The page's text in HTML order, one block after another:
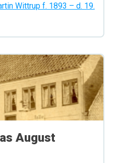
Wittrup f. 1893 – d. 19.
August